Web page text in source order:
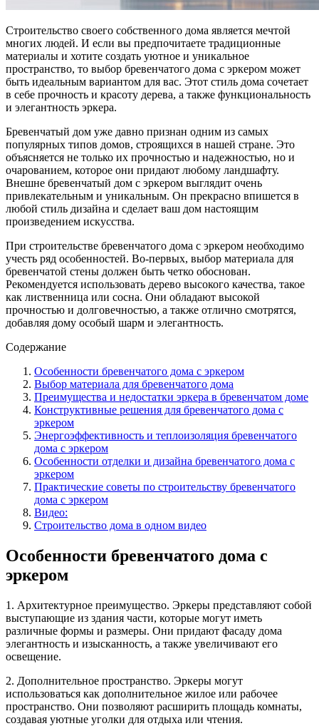
Строительство своего собственного дома является мечтой
многих людей. И если вы предпочитаете традиционные
материалы и хотите создать уютное и уникальное
пространство, то выбор бревенчатого дома с эркером может
быть идеальным вариантом для вас. Этот стиль дома сочетает
в себе прочность и красоту дерева, а также функциональность
и элегантность эркера.
Бревенчатый дом уже давно признан одним из самых
популярных типов домов, строящихся в нашей стране. Это
объясняется не только их прочностью и надежностью, но и
очарованием, которое они придают любому ландшафту.
Внешне бревенчатый дом с эркером выглядит очень
привлекательным и уникальным. Он прекрасно впишется в
любой стиль дизайна и сделает ваш дом настоящим
произведением искусства.
При строительстве бревенчатого дома с эркером необходимо
учесть ряд особенностей. Во-первых, выбор материала для
бревенчатой стены должен быть четко обоснован.
Рекомендуется использовать дерево высокого качества, такое
как лиственница или сосна. Они обладают высокой
прочностью и долговечностью, а также отлично смотрятся,
добавляя дому особый шарм и элегантность.
Содержание
Особенности бревенчатого дома с эркером
Выбор материала для бревенчатого дома
Преимущества и недостатки эркера в бревенчатом доме
Конструктивные решения для бревенчатого дома с
эркером
Энергоэффективность и теплоизоляция бревенчатого
дома с эркером
Особенности отделки и дизайна бревенчатого дома с
эркером
Практические советы по строительству бревенчатого
дома с эркером
Видео:
Строительство дома в одном видео
Особенности бревенчатого дома с
эркером
1. Архитектурное преимущество. Эркеры представляют собой
выступающие из здания части, которые могут иметь
различные формы и размеры. Они придают фасаду дома
элегантность и изысканность, а также увеличивают его
освещение.
2. Дополнительное пространство. Эркеры могут
использоваться как дополнительное жилое или рабочее
пространство. Они позволяют расширить площадь комнаты,
создавая уютные уголки для отдыха или чтения.